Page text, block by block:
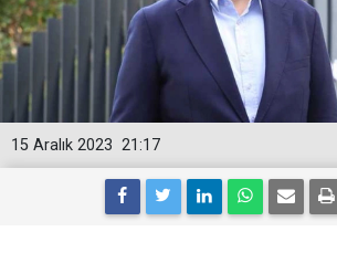
21:17
15 Aralık 2023